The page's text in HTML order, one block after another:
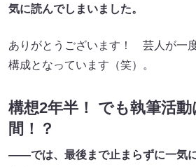
気に読んでしまいました。
ありがとうございます！ 芸人が一
構成となっています（笑）。
構想2年半！ でも執筆活
間！？
――では、最後まで止まらずに一気